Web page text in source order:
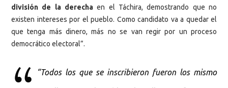
división de la derecha en el Táchira, demostrando que no
existen intereses por el pueblo. Como candidato va a quedar el
que tenga más dinero, más no se van regir por un proceso
democrático electoral”.
“Todos los que se inscribieron fueron los mismo